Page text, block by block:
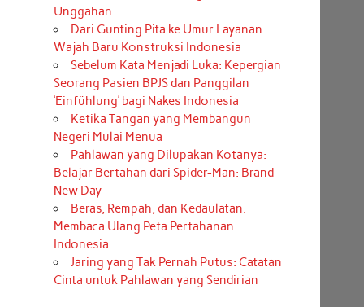
Unggahan
Dari Gunting Pita ke Umur Layanan:
Wajah Baru Konstruksi Indonesia
Sebelum Kata Menjadi Luka: Kepergian
Seorang Pasien BPJS dan Panggilan
‘Einfühlung’ bagi Nakes Indonesia
Ketika Tangan yang Membangun
Negeri Mulai Menua
Pahlawan yang Dilupakan Kotanya:
Belajar Bertahan dari Spider-Man: Brand
New Day
Beras, Rempah, dan Kedaulatan:
Membaca Ulang Peta Pertahanan
Indonesia
Jaring yang Tak Pernah Putus: Catatan
Cinta untuk Pahlawan yang Sendirian